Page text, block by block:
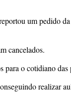
um pedido
cancelados.
o cotidiano das
realizar